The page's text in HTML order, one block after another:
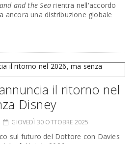
and the Sea rientra nell'accordo
ancora una distribuzione globale
il ritorno nel
Disney
GIOVEDÌ 30 OTTOBRE 2025
sul futuro del Dottore con Davies